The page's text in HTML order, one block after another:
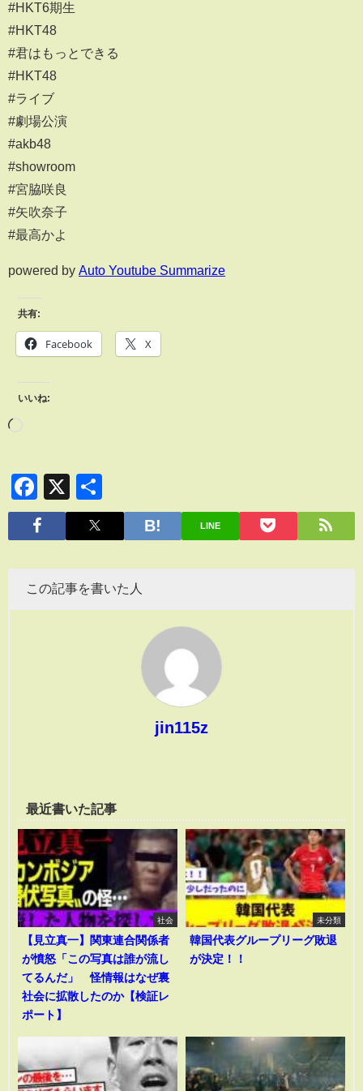
#HKT6期生
#HKT48
#君はもっとできる
#HKT48
#ライブ
#劇場公演
#akb48
#showroom
#宮脇咲良
#矢吹奈子
#最高かよ
powered by Auto Youtube Summarize
共有:
Facebook X
いいね:
Facebook
X
有
LINE
この記事を書いた人
jin115z
最近書いた記事
社会
【見立真一】関東連合関係者
が憤怒「この写真は誰が流し
てるんだ」 怪情報はなぜ裏
社会に拡散したのか【検証レ
ポート】
未分類
韓国代表グループリーグ敗退
が決定！！